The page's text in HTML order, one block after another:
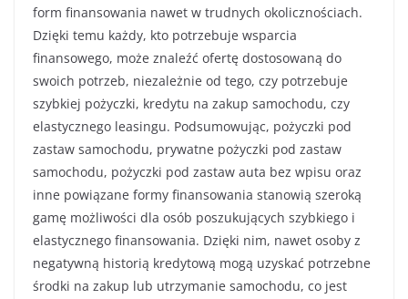
form finansowania nawet w trudnych okolicznościach.
Dzięki temu każdy, kto potrzebuje wsparcia
finansowego, może znaleźć ofertę dostosowaną do
swoich potrzeb, niezależnie od tego, czy potrzebuje
szybkiej pożyczki, kredytu na zakup samochodu, czy
elastycznego leasingu. Podsumowując, pożyczki pod
zastaw samochodu, prywatne pożyczki pod zastaw
samochodu, pożyczki pod zastaw auta bez wpisu oraz
inne powiązane formy finansowania stanowią szeroką
gamę możliwości dla osób poszukujących szybkiego i
elastycznego finansowania. Dzięki nim, nawet osoby z
negatywną historią kredytową mogą uzyskać potrzebne
środki na zakup lub utrzymanie samochodu, co jest